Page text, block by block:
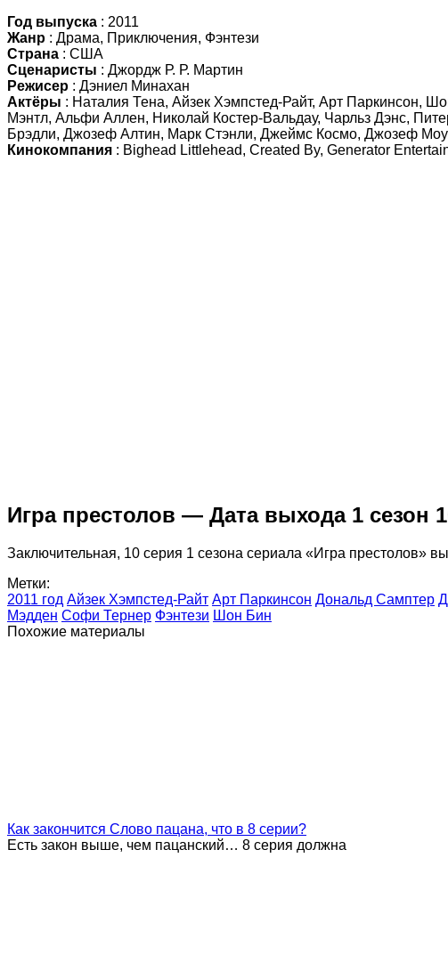
Год выпуска : 2011
Жанр : Драма, Приключения, Фэнтези
Страна : США
Сценаристы : Джордж Р. Р. Мартин
Режисер : Дэниел Минахан
Актёры : Наталия Тена, Айзек Хэмпстед-Райт, Арт Паркинсон,
Мэнтл, Альфи Аллен, Николай Костер-Вальдау, Чарльз Дэнс,
Брэдли, Джозеф Алтин, Марк Стэнли, Джеймс Космо, Джозеф
Кинокомпания : Bighead Littlehead, Created By, Generator
Игра престолов — Дата выхода 1 сезон
Заключительная, 10 серия 1 сезона сериала «Игра престолов»
Метки:
2011 год Айзек Хэмпстед-Райт Арт Паркинсон Дональд Самптер
Мэдден Софи Тернер Фэнтези Шон Бин
Похожие материалы
Как закончится Слово пацана, что в 8 серии?
Есть закон выше, чем пацанский… 8 серия должна